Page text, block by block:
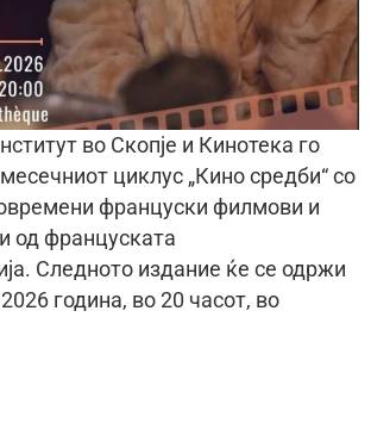
во Скопје и Кинотека го
циклус „Кино средби“ со
француски филмови и
од француската
Следното издание ќе се одржи
година, во 20 часот, во